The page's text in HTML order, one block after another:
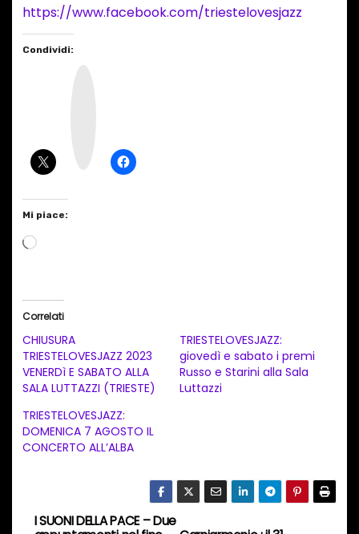
https://www.facebook.com/triestelovesjazz
Condividi:
Mi piace:
C
a
m
e
n
t
Correlati
CHIUSURA
TRIESTELOVESJAZZ 2023
VENERDì E SABATO ALLA
SALA LUTTAZZI (TRIESTE)
TRIESTELOVESJAZZ:
giovedì e sabato i premi
Russo e Starini alla Sala
Luttazzi
TRIESTELOVESJAZZ:
DOMENICA 7 AGOSTO IL
CONCERTO ALL’ALBA
I SUONI DELLA PACE – Due